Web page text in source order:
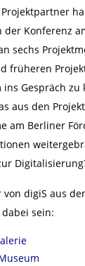
der Konferenz
sechs
früheren
Gespräch zu
aus den
am Berliner
von digiS aus
sein: